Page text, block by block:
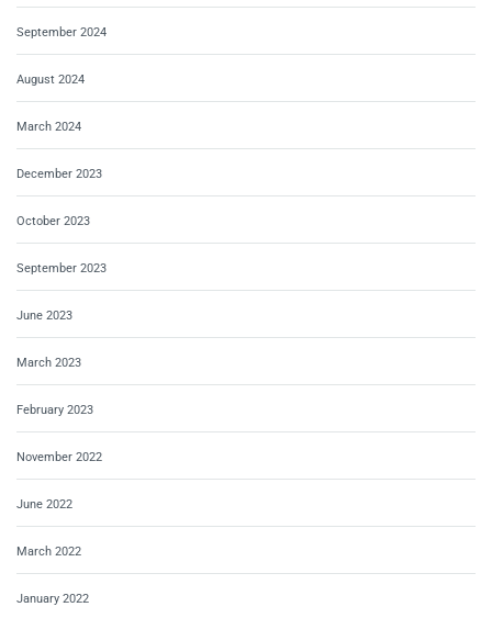
September 2024
August 2024
March 2024
December 2023
October 2023
September 2023
June 2023
March 2023
February 2023
November 2022
June 2022
March 2022
January 2022